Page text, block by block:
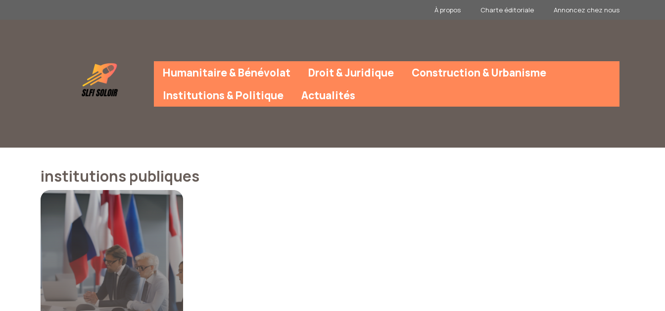
À propos Charte éditoriale Annoncez chez nous
Humanitaire & Bénévolat Droit & Juridique
Construction & Urbanisme
Institutions & Politique
Actualités
institutions publiques